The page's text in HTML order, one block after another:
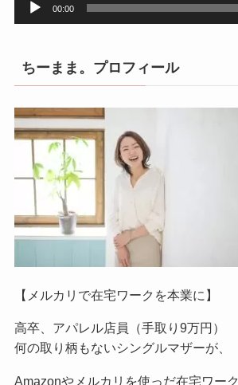
00:00
ちーまま。プロフィール
【メルカリで在宅ワークを本業に】
高卒、アパレル店員（手取り9万円）
何の取り柄もないシングルマザーが、
Amazonやメルカリを使っだ在宅ワーク